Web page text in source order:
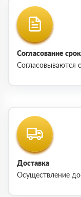
Согласование
Согласовываются
Доставка
Осуществление